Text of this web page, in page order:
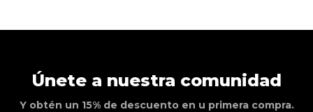
Únete a nuestra comunidad
Y obtén un 15% de descuento en u primera compra.